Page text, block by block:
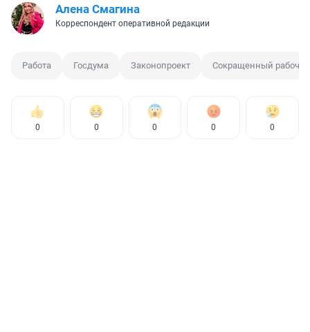
Алена Смагина
Корреспондент оперативной редакции
Работа Госдума Законопроект Сокращенный
0 0 0 0 0